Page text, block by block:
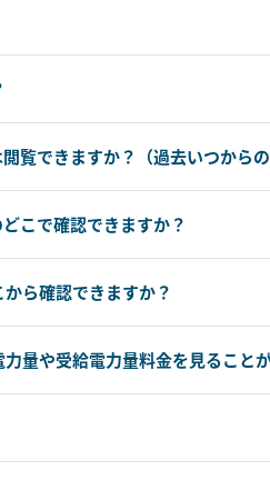
覧できますか？（過去いつから
こで確認できますか？
ら確認できますか？
量や受給電力量料金を見ること